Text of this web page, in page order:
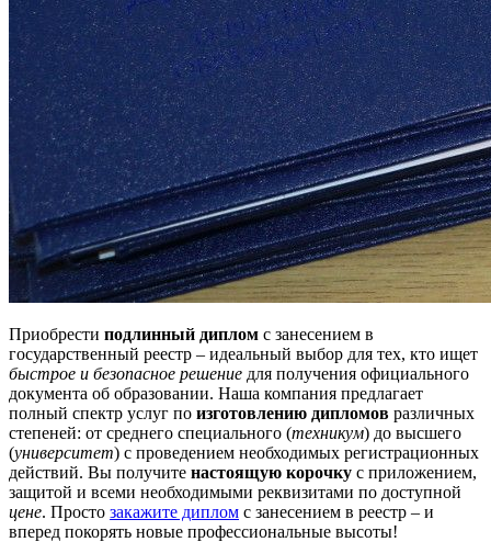
Приобрести подлинный диплом с занесением в
государственный реестр – идеальный выбор для тех, кто ищет
быстрое и безопасное решение для получения официального
документа об образовании. Наша компания предлагает
полный спектр услуг по изготовлению дипломов различных
степеней: от среднего специального (техникум) до высшего
(университет) с проведением необходимых регистрационных
действий. Вы получите настоящую корочку с приложением,
защитой и всеми необходимыми реквизитами по доступной
цене. Просто закажите диплом с занесением в реестр – и
вперед покорять новые профессиональные высоты!